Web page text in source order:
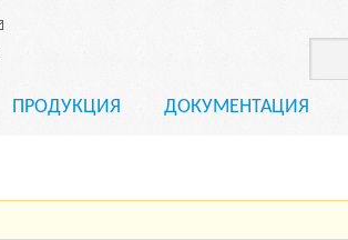
ПРОДУКЦИЯ ДОКУМЕНТАЦИЯ